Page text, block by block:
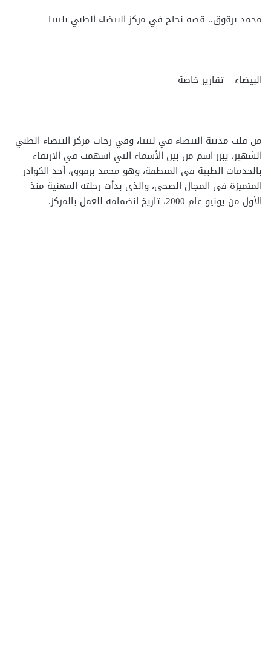
محمد برقوق.. قصة نجاح في مركز البيضاء الطبي بليبيا
البيضاء – تقارير خاصة
من قلب مدينة البيضاء في ليبيا، وفي رحاب مركز البيضاء الطبي
الشهير، يبرز اسم من بين الأسماء التي أسهمت في الارتقاء
بالخدمات الطبية في المنطقة، وهو محمد برقوق، أحد الكوادر
المتميزة في المجال الصحي، والذي بدأت رحلته المهنية منذ
الأول من يونيو عام 2000، تاريخ انضمامه للعمل بالمركز.